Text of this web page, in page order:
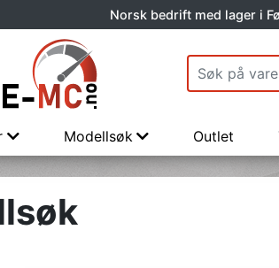
Norsk bedrift med lager i
Modellsøk Outlet